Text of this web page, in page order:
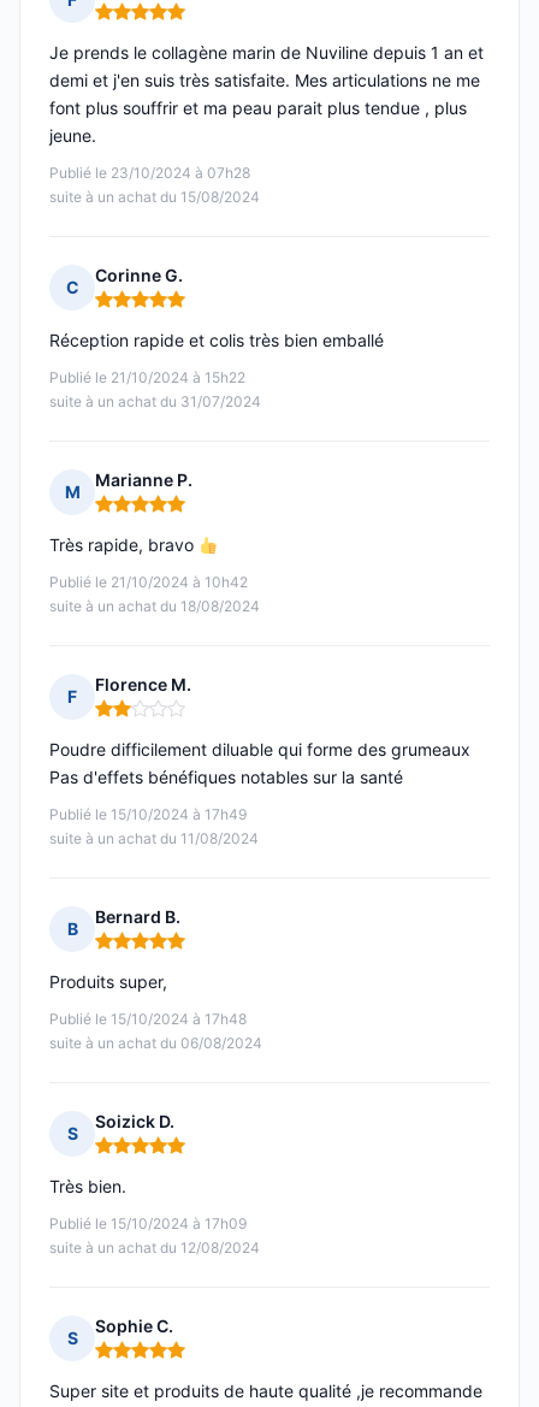
Note : 5 sur 5
Publié le 23/10/2024 à 07h28
suite à un achat du 15/08/2024
Je prends le collagène marin de Nuviline depuis 1 an et
demi et j'en suis très satisfaite. Mes articulations ne me
font plus souffrir et ma peau parait plus tendue , plus
jeune.
C
Corinne G.
Note : 5 sur 5
Publié le 21/10/2024 à 15h22
suite à un achat du 31/07/2024
Réception rapide et colis très bien emballé
M
Marianne P.
Note : 5 sur 5
Publié le 21/10/2024 à 10h42
suite à un achat du 18/08/2024
Très rapide, bravo
F
Florence M.
Note : 2 sur 5
Publié le 15/10/2024 à 17h49
suite à un achat du 11/08/2024
Poudre difficilement diluable qui forme des grumeaux
Pas d'effets bénéfiques notables sur la santé
B
Bernard B.
Note : 5 sur 5
Publié le 15/10/2024 à 17h48
suite à un achat du 06/08/2024
Produits super,
S
Soizick D.
Note : 5 sur 5
Publié le 15/10/2024 à 17h09
suite à un achat du 12/08/2024
Très bien.
S
Sophie C.
Note : 5 sur 5
Super site et produits de haute qualité ,je recommande